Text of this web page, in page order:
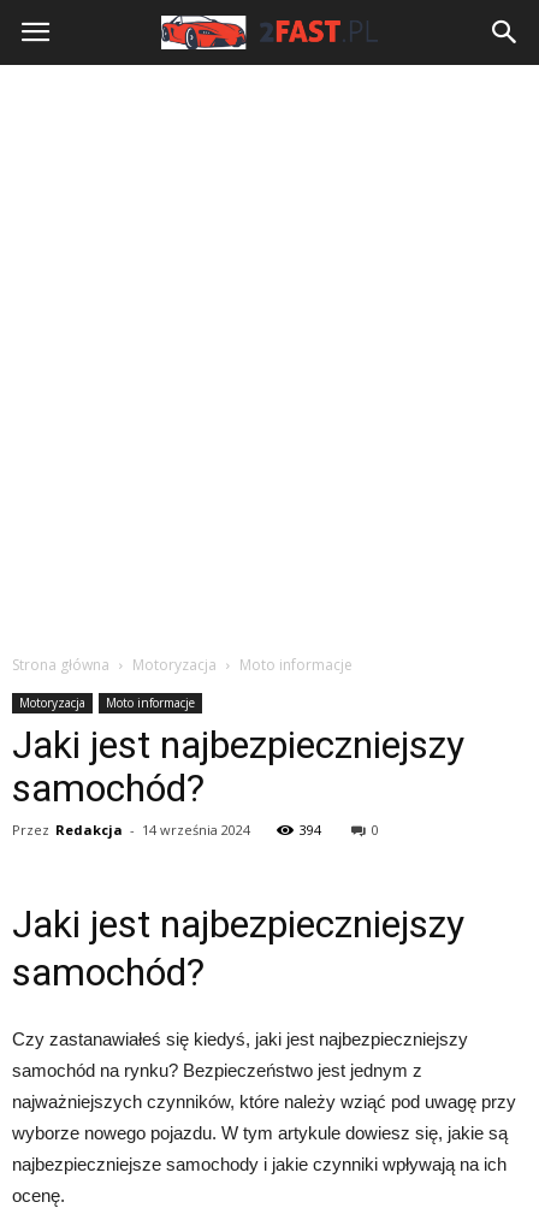
Strona główna Motoryzacja Moto informacje
Motoryzacja Moto informacje
Jaki jest najbezpieczniejszy
samochód?
Przez Redakcja - 14 września 2024 394 0
Jaki jest najbezpieczniejszy
samochód?
Czy zastanawiałeś się kiedyś, jaki jest najbezpieczniejszy
samochód na rynku? Bezpieczeństwo jest jednym z
najważniejszych czynników, które należy wziąć pod uwagę przy
wyborze nowego pojazdu. W tym artykule dowiesz się, jakie są
najbezpieczniejsze samochody i jakie czynniki wpływają na ich
ocenę.